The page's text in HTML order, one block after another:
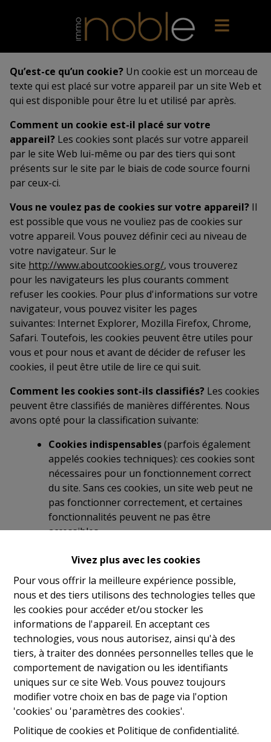
Vivez plus avec les cookies
Pour vous offrir la meilleure expérience possible,
nous et des tiers utilisons des technologies telles que
les cookies pour accéder et/ou stocker les
informations de l'appareil. En acceptant ces
technologies, vous nous autorisez, ainsi qu'à des
tiers, à traiter des données personnelles telles que le
comportement de navigation ou les identifiants
uniques sur ce site Web. Vous pouvez toujours
modifier votre choix en bas de page via l'option
'cookies' ou 'paramètres des cookies'.
Politique de cookies et Politique de confidentialité.
Qu’est-ce qu’un cookie? Un cookie est un morceau de
texte qui est placé sur votre appareil par un site Web et
qui est disponible pour être lu et utilisé par après.
Comment un cookie est-il placé sur votre
appareil? Les cookies sont placés sur votre appareil
par le site Web lui-même ou par des tiers qui sont
présents sur le site par le biais de code source fourni
par ceux-ci.
Vous ne voulez pas de cookies sur votre appareil? Il
est possible que vous ne vouliez pas de cookies sur
votre appareil. Vous pouvez définir ceci au niveau de
votre navigateur. Sur le
site http://www.aboutcookies.org/, vous trouverez
pour les navigateurs les plus courants comment
refuser les cookies. Pour plus d'informations sur votre
navigateur, vous pouvez visiter les pages
suivantes: Internet Explorer, Mozilla Firefox, Chrome,
Safari. Toutefois, les cookies peuvent être utiles pour
vous et pour nous et avant de décider de refuser les
cookies, il peut être utile de lire ce qui suit.
Comment les cookies sont-ils classifiés? Les cookies
peuvent être classifiés de manières différentes. Nous
avons opté pour la classification suivante:
Cookies indispensables(parfois également
appelés cookies techniques): ces cookies sont
nécessaires pour un fonctionnement correct
du site. Sans ces cookies, un site web peut ne
pas fonctionner correctement, et certaines
fonctionnalités peuvent ne pas être
accessibles.
utilisés pour sauvegarder vos préférences
lors de la visite du site.
Cookies analytiques
: par le biais de ces
cookies, des tiers (tels que WebTrends ou
Google Analytics) analysent la manière dont
un site web est visité, quel layout est
généralement préféré, etc. Le site Web utilise
ces données pour optimiser son site web
envers ses utilisateurs.
Cookies pour le marketing
: ces cookies
sont utilisés par des tiers (tels que
DoubleClick ou Google Ads) dans le cadre de
campagnes marketing, afin de promouvoir